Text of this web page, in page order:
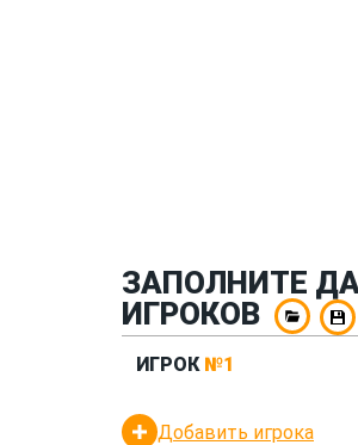
ЗАПОЛНИТЕ
ИГРОКОВ
ИГРОК №1
Добавить игрока